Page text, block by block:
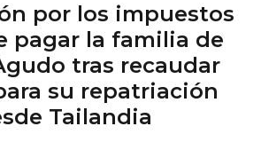
por los impuestos
pagar la familia de
tras recaudar
su repatriación
Tailandia